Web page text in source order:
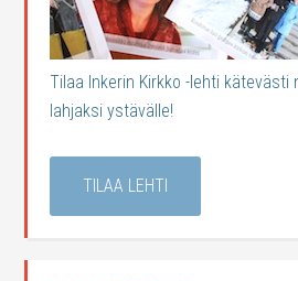
Tilaa Inkerin Kirkko -lehti kätevästi
lahjaksi ystävälle!
TILAA LEHTI